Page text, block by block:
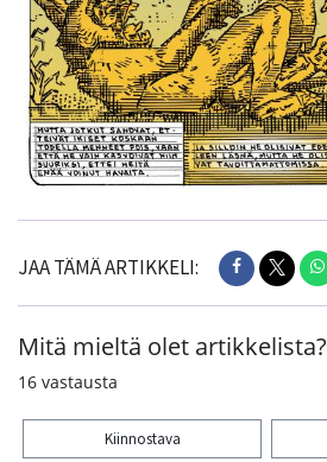
JAA TÄMÄ ARTIKKELI:
Mitä mieltä olet artikkelista?
16 vastausta
Kiinnostava